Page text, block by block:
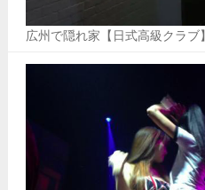
広州で隠れ家【日式高級クラブ